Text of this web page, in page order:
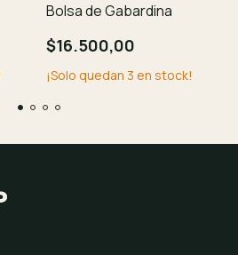
Bolsa de Gabardina
$16.500,00
¡Solo quedan 3 en stock!